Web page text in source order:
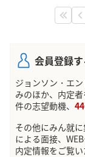
会員登録
ジョンソン・エ
みのほか、内定
件の志望動機、 44
その他にみん就
による面接、
内定情報をご覧い